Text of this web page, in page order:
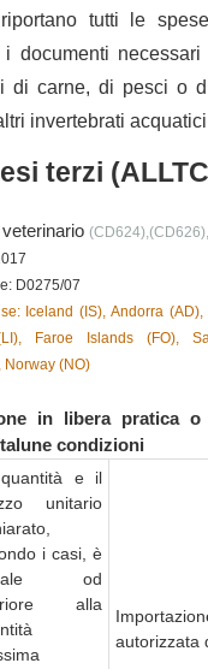
tutti le
documenti necessari
di carne, di pesci o
invertebrati
terzi
D0275/07
Iceland (IS), Andorra
Faroe Islands (FO),
Norway (NO)
in libera pratica o
condizioni
e il
unitario
i casi, è
od
alla
autorizzata